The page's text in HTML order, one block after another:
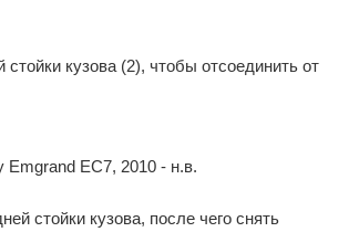
кузова (2), чтобы отсоединить от
стойки кузова, после чего снять